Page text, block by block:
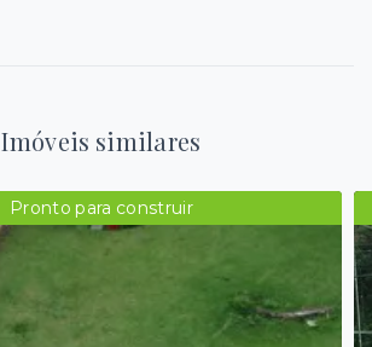
Imóveis similares
Pronto para construir